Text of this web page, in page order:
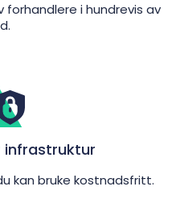
i hundrevis av
infrastruktur
kan bruke kostnadsfritt.